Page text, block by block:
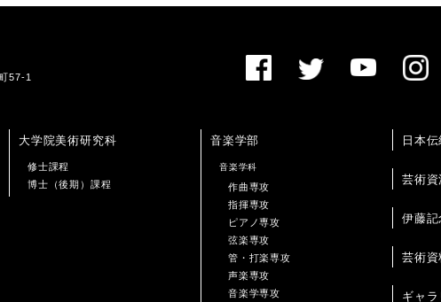
57-1
大学院美術研究科
修士課程
博士（後期）課程
音楽学部
音楽学科
作曲専攻
指揮専攻
ピアノ専攻
弦楽専攻
管・打楽専攻
声楽専攻
音楽学専攻
日本
芸術資
伊藤
芸術資
ギャ